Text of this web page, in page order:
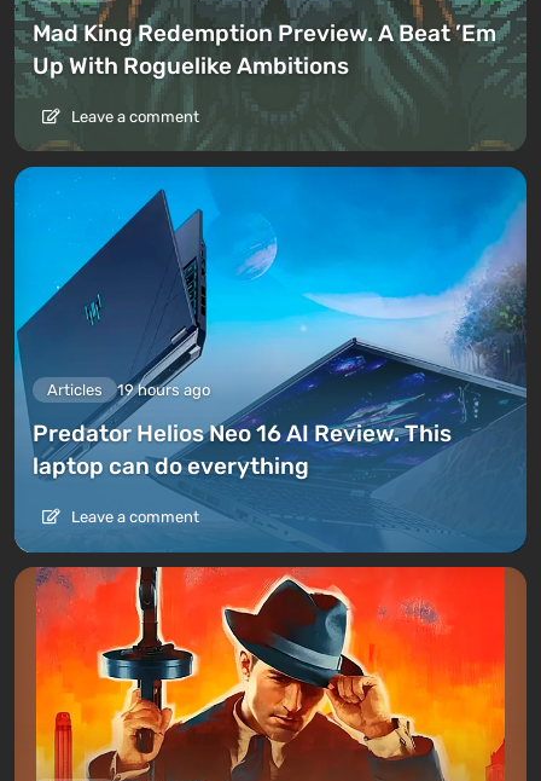
Mad King Redemption Preview. A Beat ’Em
Up With Roguelike Ambitions
Leave a comment
Articles 19 hours ago
Predator Helios Neo 16 AI Review. This
laptop can do everything
Leave a comment